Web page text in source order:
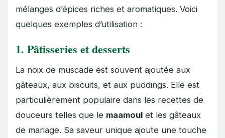
mélanges d’épices riches et aromatiques. Voici
quelques exemples d’utilisation :
1. Pâtisseries et desserts
La noix de muscade est souvent ajoutée aux
gâteaux, aux biscuits, et aux puddings. Elle est
particulièrement populaire dans les recettes de
douceurs telles que le maamoul et les gâteaux
de mariage. Sa saveur unique ajoute une touche